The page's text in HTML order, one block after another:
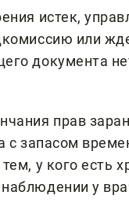
истек,
или
документа
прав
с запасом
у кого есть
у